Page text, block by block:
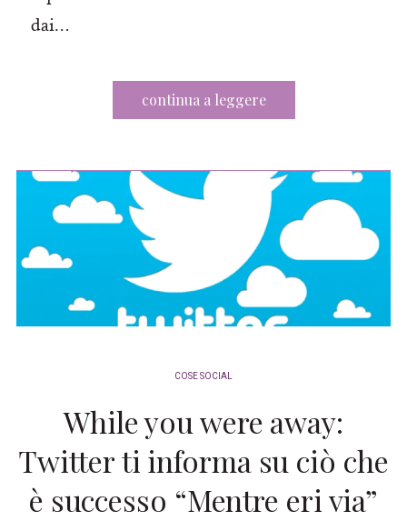
dai…
continua a leggere
COSE SOCIAL
While you were away:
Twitter ti informa su ciò che
è successo “Mentre eri via”